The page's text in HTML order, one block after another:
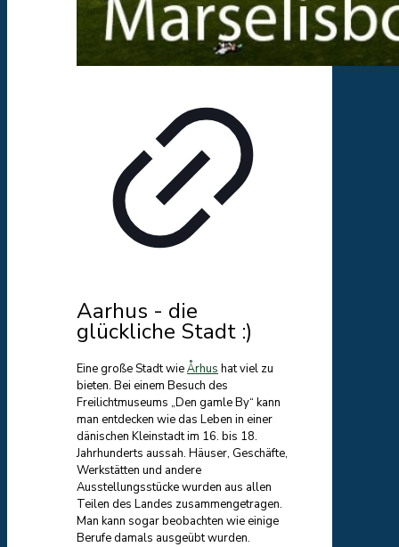
Aarhus - die
glückliche Stadt :)
Eine große Stadt wieÅrhus hat viel zu
bieten. Bei einem Besuch des
Freilichtmuseums „Den gamle By“ kann
man entdecken wie das Leben in einer
dänischen Kleinstadt im 16. bis 18.
Jahrhunderts aussah. Häuser, Geschäfte,
Werkstätten und andere
Ausstellungsstücke wurden aus allen
Teilen des Landes zusammengetragen.
Man kann sogar beobachten wie einige
Berufe damals ausgeübt wurden.